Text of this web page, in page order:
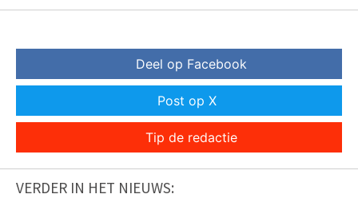
Deel op Facebook
Post op X
Tip de redactie
VERDER IN HET NIEUWS: